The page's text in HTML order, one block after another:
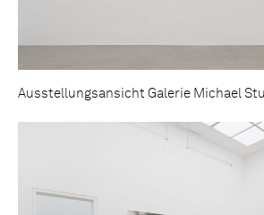
Ausstellungsansicht Galerie Michael